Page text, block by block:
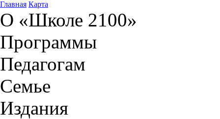
Главная Карта
О «Школе 2100»
Программы
Педагогам
Семье
Издания